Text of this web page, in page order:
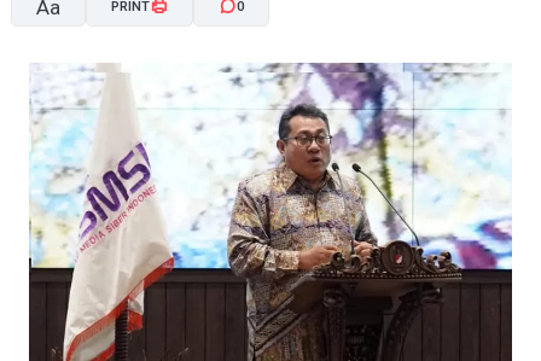
Aa
A- A+
PRINT 0